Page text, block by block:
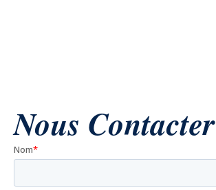
Nous Contacter